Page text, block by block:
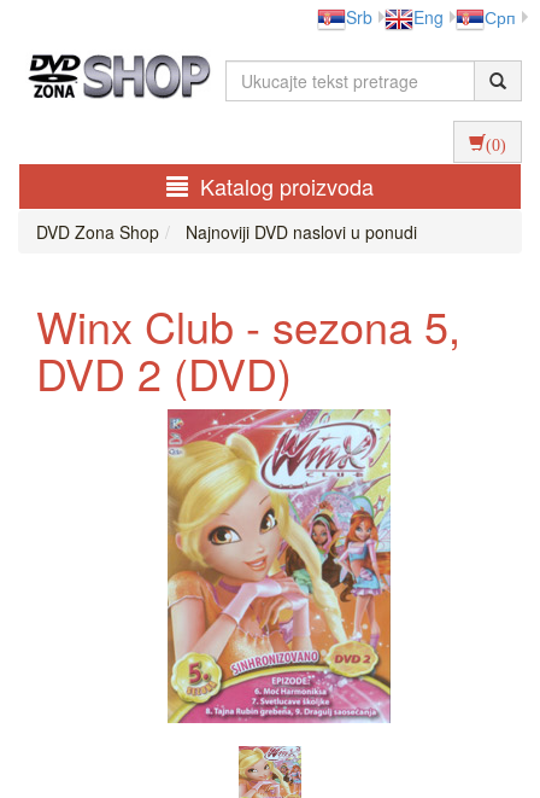
Srb Eng Срп
(0)
Katalog proizvoda
DVD Zona Shop Najnoviji DVD naslovi u ponudi
Winx Club - sezona 5,
DVD 2 (DVD)